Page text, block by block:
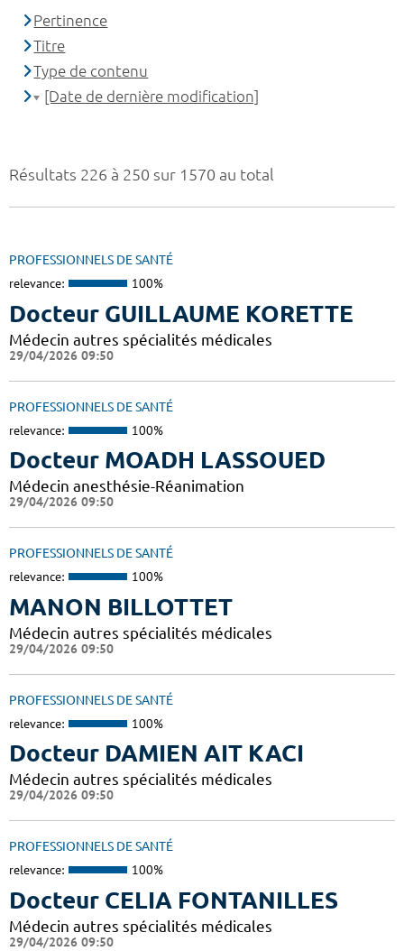
Résultats 226 à 250 sur 1570 au total
PROFESSIONNELS DE SANTÉ
relevance: 100%
Docteur GUILLAUME KORETTE
Médecin autres spécialités médicales
29/04/2026 09:50
PROFESSIONNELS DE SANTÉ
relevance: 100%
Docteur MOADH LASSOUED
Médecin anesthésie-Réanimation
29/04/2026 09:50
PROFESSIONNELS DE SANTÉ
relevance: 100%
MANON BILLOTTET
Médecin autres spécialités médicales
29/04/2026 09:50
PROFESSIONNELS DE SANTÉ
relevance: 100%
Docteur DAMIEN AIT KACI
Médecin autres spécialités médicales
29/04/2026 09:50
PROFESSIONNELS DE SANTÉ
relevance: 100%
Docteur CELIA FONTANILLES
Médecin autres spécialités médicales
29/04/2026 09:50
Pertinence
Titre
Type de contenu
[Date de dernière modification]